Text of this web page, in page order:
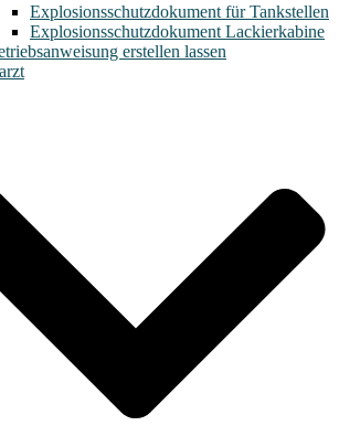
Explosionsschutzdokument für Tankstellen
Explosionsschutzdokument Lackierkabine
erstellen lassen